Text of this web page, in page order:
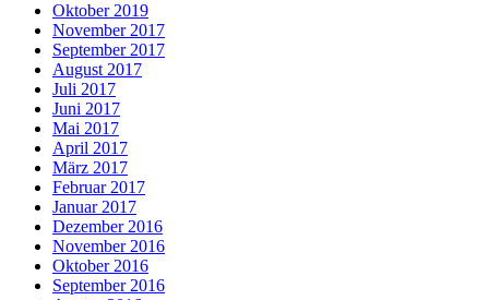
Oktober 2019
November 2017
September 2017
August 2017
Juli 2017
Juni 2017
Mai 2017
April 2017
März 2017
Februar 2017
Januar 2017
Dezember 2016
November 2016
Oktober 2016
September 2016